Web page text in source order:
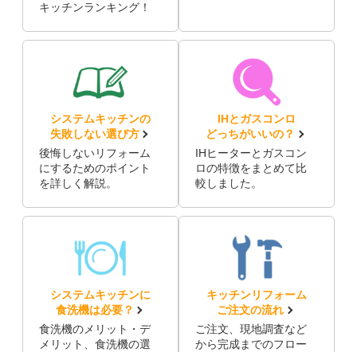
キッチンランキング！
システムキッチンの
失敗しない選び方
後悔しないリフォーム
にするためのポイント
を詳しく解説。
IHとガスコンロ
どっちがいいの？
IHヒーターとガスコン
ロの特徴をまとめて比
較しました。
システムキッチンに
食洗機は必要？
食洗機のメリット・デ
メリット、食洗機の選
キッチンリフォーム
ご注文の流れ
ご注文、現地調査など
から完成までのフロー